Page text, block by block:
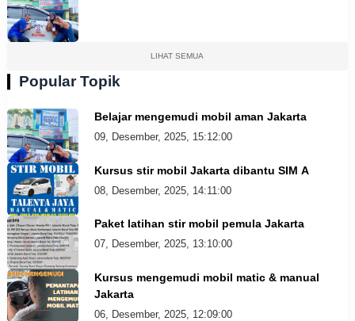
LIHAT SEMUA
Popular Topik
Belajar mengemudi mobil aman Jakarta
09, Desember, 2025, 15:12:00
Kursus stir mobil Jakarta dibantu SIM A
08, Desember, 2025, 14:11:00
Paket latihan stir mobil pemula Jakarta
07, Desember, 2025, 13:10:00
Kursus mengemudi mobil matic & manual
Jakarta
06, Desember, 2025, 12:09:00